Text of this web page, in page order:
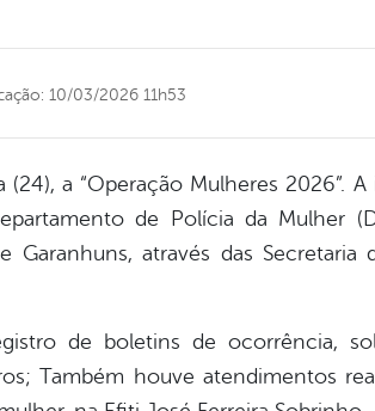
10/03/2026 11h53
a “Operação Mulheres 2026”.
de Polícia da Mulher
através das Secretaria
de boletins de ocorrência,
Também houve atendimentos